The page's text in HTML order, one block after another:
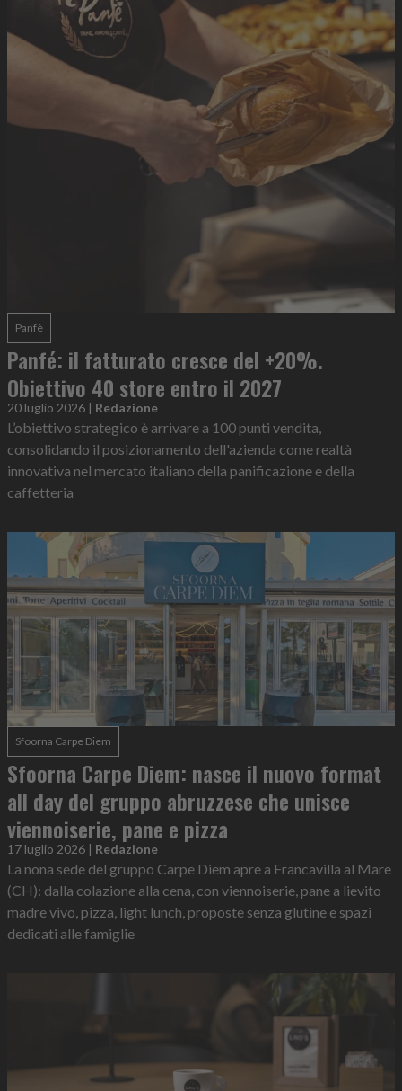
Panfè
Panfé: il fatturato cresce del +20%.
Obiettivo 40 store entro il 2027
20 luglio 2026 | Redazione
L’obiettivo strategico è arrivare a 100 punti vendita,
consolidando il posizionamento dell'azienda come realtà
innovativa nel mercato italiano della panificazione e della
caffetteria
Sfoorna Carpe Diem
Sfoorna Carpe Diem: nasce il nuovo format
all day del gruppo abruzzese che unisce
viennoiserie, pane e pizza
17 luglio 2026 | Redazione
La nona sede del gruppo Carpe Diem apre a Francavilla al Mare
(CH): dalla colazione alla cena, con viennoiserie, pane a lievito
madre vivo, pizza, light lunch, proposte senza glutine e spazi
dedicati alle famiglie